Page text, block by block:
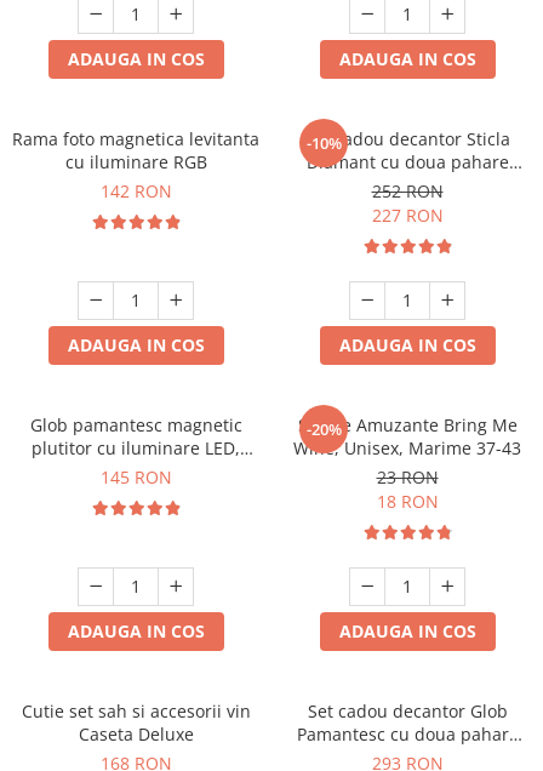
Cadouri Fete
Pentru Copilul din tine
Cadouri Haioase
Cadouri Majorat
Cadouri pentru Nasi
Cadouri pentru Bunici
Cadouri pentru Sefi
Cel ce are tot
Cani si Termosuri
Jocuri si Puzzle
Seturi de caligrafie
Cadouri Sfantul Alexandru
Cadouri Sfanta Ana
Cadouri Sfanta Maria
Cadouri Sfintii Mihail si Gavriil
ADAUGA IN COS ADAUGA IN COS
Rama foto magnetica levitanta
cu iluminare RGB
142 RON
ADAUGA IN COS
-10%
Set cadou decantor Sticla
Diamant cu doua pahare
Deluxe
252 RON
227 RON
ADAUGA IN COS
Glob pamantesc magnetic
plutitor cu iluminare LED,
Forma C
145 RON
ADAUGA IN COS
-20%
Sosete Amuzante Bring Me
Wine, Unisex, Marime 37-43
23 RON
18 RON
ADAUGA IN COS
Cutie set sah si accesorii vin
Caseta Deluxe
168 RON
Set cadou decantor Glob
Pamantesc cu doua pahare
Deluxe
293 RON